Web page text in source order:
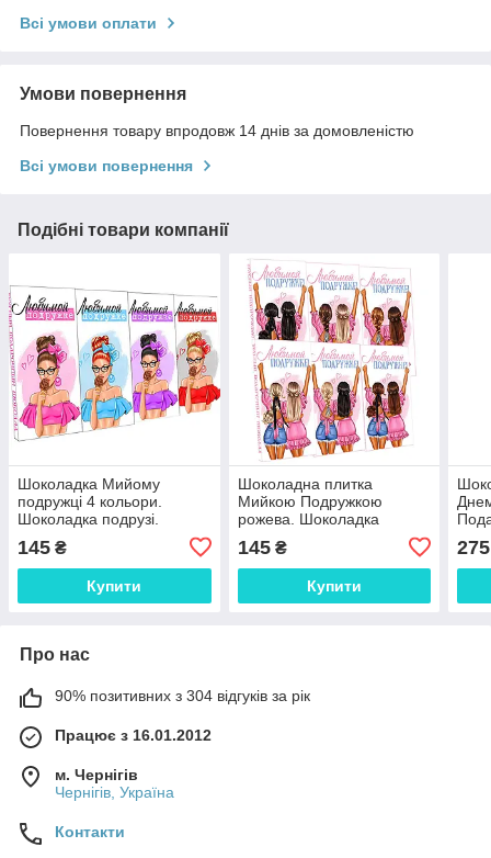
Всі умови оплати
Умови повернення
Повернення товару впродовж 14 днів за домовленістю
Всі умови повернення
Подібні товари компанії
Шоколадка Мийому
подружці 4 кольори.
Шоколадка подрузі.
145 ₴
Купити
Шоколадна плитка
Мийкою Подружкою
рожева. Шоколадка
подрузі.
145₴
Купити
275
Про нас
90% позитивних з 304 відгуків за рік
Працює з 16.01.2012
м. Чернігів
Чернігів, Україна
Контакти